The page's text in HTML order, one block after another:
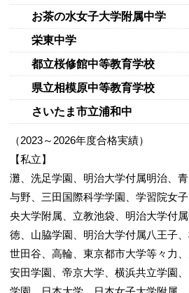
お茶の水女子大学附属中学
栄東中学
都立桜修館中等教育学校
県立相模原中等教育学校
さいたま市立浦和中
（2023～2026年度合格実績）
【私立】
灘、洗足学園、明治大学付属明治、
与野、三田国際科学学園、学習院女
央大学附属、立教池袋、明治大学付
徳、山脇学園、明治大学付属八王子
世田谷、高輪、東京都市大学等々力
安田学園、帝京大学、横浜共立学園